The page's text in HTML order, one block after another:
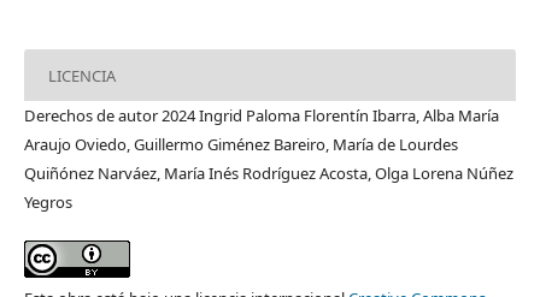
LICENCIA
Derechos de autor 2024 Ingrid Paloma Florentín Ibarra, Alba María
Araujo Oviedo, Guillermo Giménez Bareiro, María de Lourdes
Quiñónez Narváez, María Inés Rodríguez Acosta, Olga Lorena Núñez
Yegros